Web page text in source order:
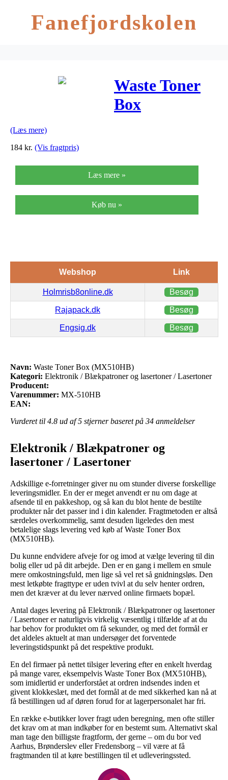
Fanefjordskolen
Waste Toner
Box
(Læs mere)
184 kr. (Vis fragtpris)
Læs mere »
Køb nu »
Webshop Link
Holmrisb8online.dk Besøg
Rajapack.dk Besøg
Engsig.dk Besøg
Navn: Waste Toner Box (MX510HB)
Kategori: Elektronik / Blækpatroner og lasertoner / Lasertoner
Producent:
Varenummer: MX-510HB
EAN:
Vurderet til 4.8 ud af 5 stjerner baseret på 34 anmeldelser
Elektronik / Blækpatroner og
lasertoner / Lasertoner
Adskillige e-forretninger giver nu om stunder diverse forskellige
leveringsmidler. En der er meget anvendt er nu om dage at
afsende til en pakkeshop, og så kan du blot hente de bestilte
produkter når det passer ind i din kalender. Fragtmetoden er altså
særdeles overkommelig, samt desuden ligeledes den mest
betalelige slags levering ved køb af Waste Toner Box
(MX510HB).
Du kunne endvidere afveje for og imod at vælge levering til din
bolig eller ud på dit arbejde. Den er en gang i mellem en smule
mere omkostningsfuld, men lige så vel ret så gnidningsløs. Den
mest letkøbte fragttype er uden tvivl at du selv henter ordren,
men det kræver at du lever nærved online firmaets bopæl.
Antal dages levering på Elektronik / Blækpatroner og lasertoner
/ Lasertoner er naturligvis virkelig væsentlig i tilfælde af at du
har behov for produktet om få sekunder, og med det formål er
det aldeles aktuelt at man undersøger det forventede
leveringstidspunkt på det respektive produkt.
En del firmaer på nettet tilsiger levering efter en enkelt hverdag
på mange varer, eksempelvis Waste Toner Box (MX510HB),
som imidlertid er underforstået at ordren indsendes inden et
givent klokkeslæt, med det formål at de med sikkerhed kan nå at
få bestillingen ud af døren forud for at lagerpersonalet har fri.
En række e-butikker lover fragt uden beregning, men ofte stiller
det krav om at man indkøber for en bestemt sum. Alternativt skal
man tage den billigste fragtform, der gerne – om du bor ved
Aarhus, Brønderslev eller Fredensborg – vil være at få
fragtmanden til at køre bestillingen til et udleveringssted.